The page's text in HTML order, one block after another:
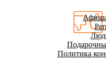
Политика